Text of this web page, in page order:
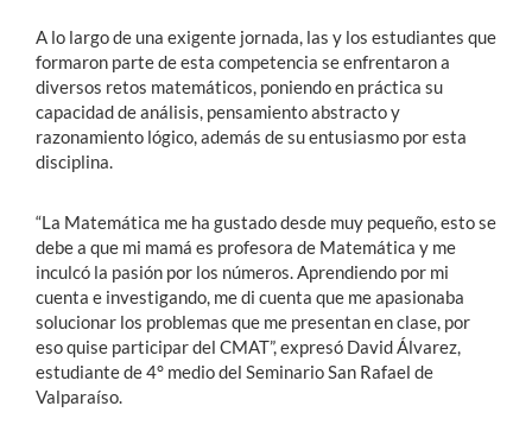
A lo largo de una exigente jornada, las y los estudiantes que
formaron parte de esta competencia se enfrentaron a
diversos retos matemáticos, poniendo en práctica su
capacidad de análisis, pensamiento abstracto y
razonamiento lógico, además de su entusiasmo por esta
disciplina.
“La Matemática me ha gustado desde muy pequeño, esto se
debe a que mi mamá es profesora de Matemática y me
inculcó la pasión por los números. Aprendiendo por mi
cuenta e investigando, me di cuenta que me apasionaba
solucionar los problemas que me presentan en clase, por
eso quise participar del CMAT”, expresó David Álvarez,
estudiante de 4° medio del Seminario San Rafael de
Valparaíso.